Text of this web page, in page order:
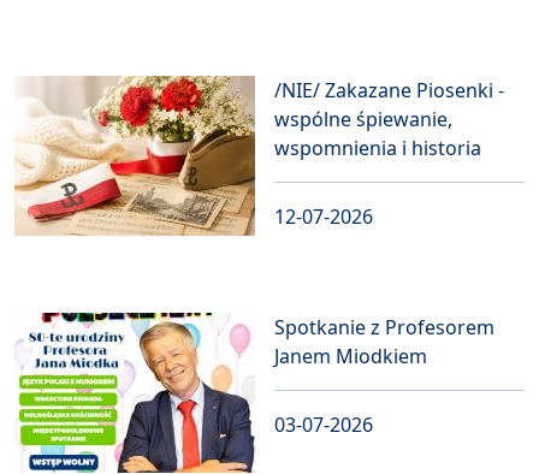
/NIE/ Zakazane Piosenki -
wspólne śpiewanie,
wspomnienia i historia
12-07-2026
Spotkanie z Profesorem
Janem Miodkiem
03-07-2026